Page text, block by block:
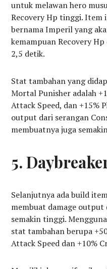
untuk melawan hero
Recovery Hp tinggi. Item
bernama Imperil yang
kemampuan Recovery
2,5 detik.
Stat tambahan yang
Mortal Punisher adalah
Attack Speed, dan +15%
output dari serangan
membuatnya juga
5.
Selanjutnya ada build
membuat damage
semakin tinggi.
stat tambahan berupa
Attack Speed dan +10%